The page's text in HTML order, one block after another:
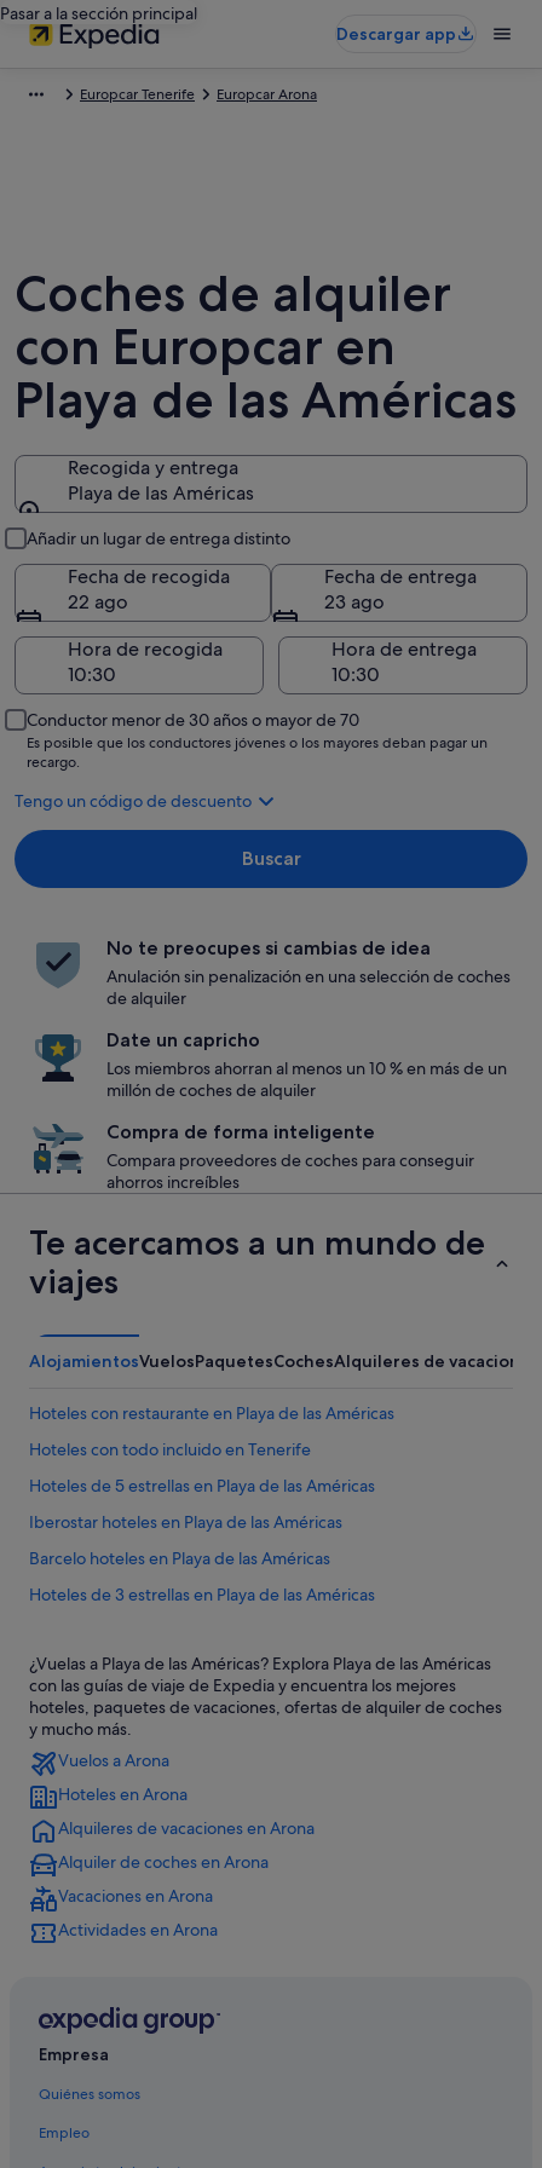
Pasar a la sección principal
Descargar app
Europcar Tenerife Europcar Arona
Coches de alquiler
con Europcar en
Playa de las Américas
Recogida y entrega
Playa de las Américas
Añadir un lugar de entrega distinto
Fecha de recogida
22 ago
Fecha de entrega
23 ago
Hora de recogida
Hora de entrega
Conductor menor de 30 años o mayor de 70
Es posible que los conductores jóvenes o los mayores deban pagar un
recargo.
Tengo un código de descuento
Buscar
No te preocupes si cambias de idea
Anulación sin penalización en una selección de coches
de alquiler
Date un capricho
Los miembros ahorran al menos un 10 % en más de un
millón de coches de alquiler
Compra de forma inteligente
Compara proveedores de coches para conseguir
ahorros increíbles
Te acercamos a un mundo de
viajes
AlojamientosVuelosPaquetesCochesAlquileres de vacaciones
Hoteles con restaurante en Playa de las Américas
Hoteles con todo incluido en Tenerife
Hoteles de 5 estrellas en Playa de las Américas
Iberostar hoteles en Playa de las Américas
Barcelo hoteles en Playa de las Américas
Hoteles de 3 estrellas en Playa de las Américas
Hoteles de aventura en Playa de las Américas
Hoteles cerca de Estadio Antonio Domínguez Alfonso
Hoteles románticos en Playa de las Américas
Los Cristianos hoteles
Hoteles con todo incluido en Playa de las Américas
Hoteles para ir de compras en Costa Adeje
Hoteles LGTBQIA en Playa de las Américas
Hoteles cerca de Centro comercial Siam Mall
Diamond Resorts en Costa Adeje
H10 Hoteles en Playa de las Américas
Complejos turísticos en Playa de las Américas
Hoteles baratos en Playa de las Américas
¿Vuelas a Playa de las Américas? Explora Playa de las Américas
con las guías de viaje de Expedia y encuentra los mejores
hoteles, paquetes de vacaciones, ofertas de alquiler de coches
y mucho más.
Vuelos a Arona
Hoteles en Arona
Alquileres de vacaciones en Arona
Alquiler de coches en Arona
Vacaciones en Arona
Actividades en Arona
Empresa
Quiénes somos
Empleo